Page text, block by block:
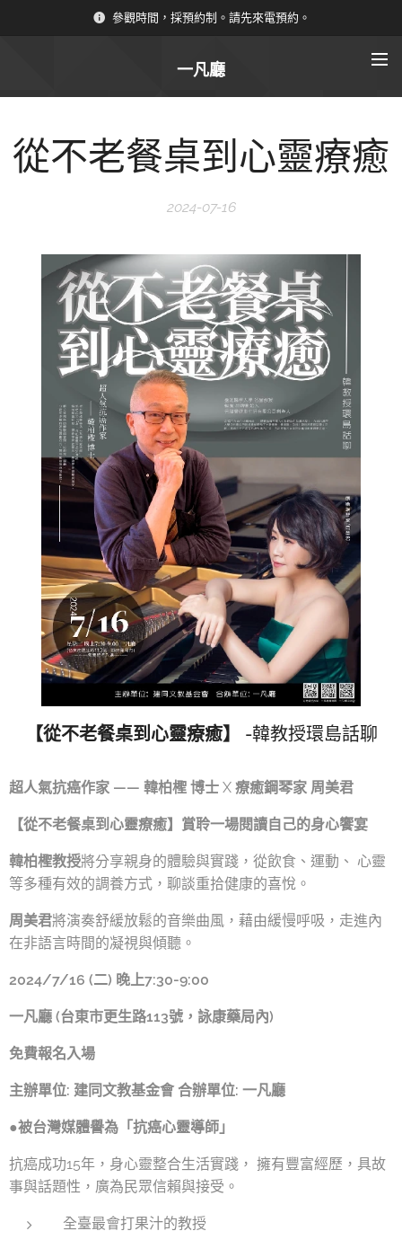
參觀時間，採預約制。請先來電預約。
一凡廳
從不老餐桌到心靈療癒
2024-07-16
【從不老餐桌到心靈療癒】 -韓教授環島話聊
超人氣抗癌作家 —— 韓柏檉 博士 X 療癒鋼琴家 周美君
【從不老餐桌到心靈療癒】賞聆一場閱讀自己的身心饗宴
韓柏檉教授將分享親身的體驗與實踐，從飲食、運動、 心靈
等多種有效的調養方式，聊談重拾健康的喜悅。
周美君將演奏舒緩放鬆的音樂曲風，藉由緩慢呼吸，走進內
在非語言時間的凝視與傾聽。
2024/7/16 (二) 晚上7:30-9:00
一凡廳 (台東市更生路113號，詠康藥局內)
免費報名入場
主辦單位: 建同文教基金會 合辦單位: 一凡廳
●被台灣媒體譽為「抗癌心靈導師」
抗癌成功15年，身心靈整合生活實踐， 擁有豐富經歷，具故
事與話題性，廣為民眾信賴與接受。
全臺最會打果汁的教授